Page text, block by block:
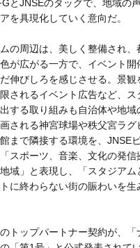
とJNSEのタッグで、地域の
を具現化していく意向だ。
の周辺は、美しく整備され、
が広がる一方で、イベント開
伸びしろを感じさせる。景観
されるイベント広告など、ス
する取り組みも自治体や地域
される神宮球場や秩父宮ラグ
まで隣接する環境を、JNSE
スポーツ、音楽、文化の発信
域」と表現し、「スタジアム
に終わらない街の賑わいを生
トップパートナー契約が、「